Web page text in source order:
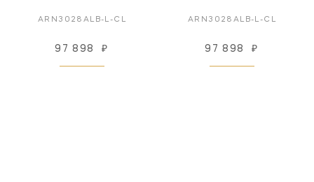
ARN3028ALB-L-CL
97 898 ₽
ARN3028ALB-L-CL
97 898 ₽